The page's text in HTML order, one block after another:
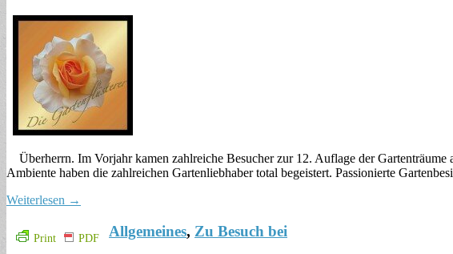
Überherrn. Im Vorjahr kamen zahlreiche Besucher zur 12. Auflage der
Ambiente haben die zahlreichen Gartenliebhaber total begeistert. Passionierte
Weiterlesen →
Print PDF Allgemeines, Zu Besuch bei